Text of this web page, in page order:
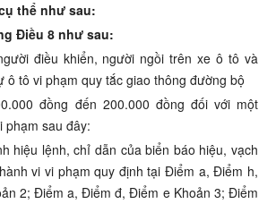
thể như sau:
Điều 8 như sau:
điều khiển, người ngồi trên xe ô tô và
ô tô vi phạm quy tắc giao thông đường bộ
đồng đến 200.000 đồng đối với một
phạm sau đây:
hiệu lệnh, chỉ dẫn của biển báo hiệu, vạch
vi vi phạm quy định tại Điểm a, Điểm h,
2; Điểm a, Điểm đ, Điểm e Khoản 3; Điểm